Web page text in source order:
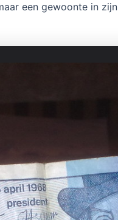
een gewoonte in